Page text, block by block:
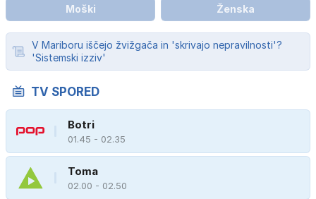
Moški Ženska
V Mariboru iščejo žvižgača in 'skrivajo nepravilnosti'?
'Sistemski izziv'
TV SPORED
Botri
01.45 - 02.35
Toma
02.00 - 02.50